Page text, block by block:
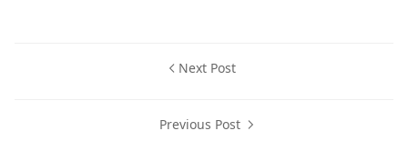
Next Post
Previous Post